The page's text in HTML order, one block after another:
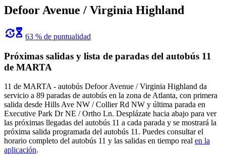
Defoor Avenue / Virginia Highland
63 % de puntualidad
Próximas salidas y lista de paradas del autobús 11
de MARTA
11 de MARTA - autobús Defoor Avenue / Virginia Highland da
servicio a 89 paradas de autobús en la zona de Atlanta, con primera
salida desde Hills Ave NW / Collier Rd NW y última parada en
Executive Park Dr NE / Ortho Ln. Desplázate hacia abajo para ver
las próximas llegadas del autobús 11 a cada parada y se mostrará la
próxima salida programada del autobús 11. Puedes consultar el
horario completo del autobús 11 y las salidas en tiempo real en la
aplicación.